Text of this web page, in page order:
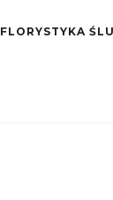
FLORYSTYKA